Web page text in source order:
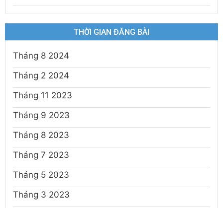
THỜI GIAN ĐĂNG BÀI
Tháng 8 2024
Tháng 2 2024
Tháng 11 2023
Tháng 9 2023
Tháng 8 2023
Tháng 7 2023
Tháng 5 2023
Tháng 3 2023